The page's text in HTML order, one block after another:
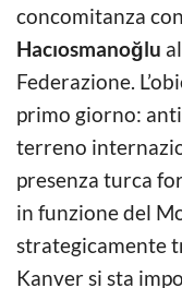
concomitanza
Hacıosmanoğlu
Federazione.
primo giorno:
terreno
presenza turca
in funzione del
strategicamente
Kanver si sta